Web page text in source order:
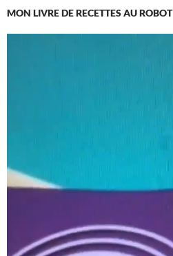
MON LIVRE DE RECETTES AU ROBOT